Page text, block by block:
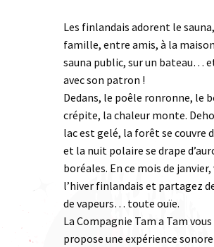
Les finlandais adorent le
famille, entre amis, à la
sauna public, sur un bateau…
avec son patron !
Dedans, le poêle ronronne, le
crépite, la chaleur monte.
lac est gelé, la forêt se couvre
et la nuit polaire se drape
boréales. En ce mois de janvier,
l’hiver finlandais et partagez
de vapeurs… toute ouïe.
La Compagnie Tam a Tam vous
propose une expérience sonore